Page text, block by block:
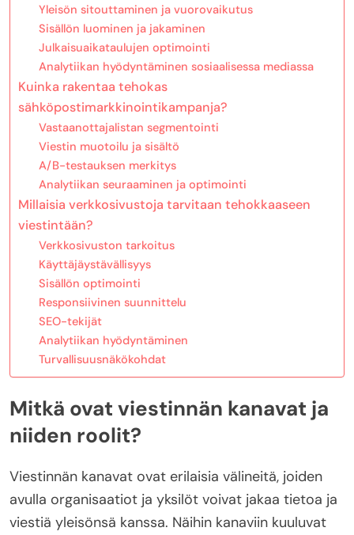
Yleisön sitouttaminen ja vuorovaikutus
Sisällön luominen ja jakaminen
Julkaisuaikataulujen optimointi
Analytiikan hyödyntäminen sosiaalisessa mediassa
Kuinka rakentaa tehokas
sähköpostimarkkinointikampanja?
Vastaanottajalistan segmentointi
Viestin muotoilu ja sisältö
A/B-testauksen merkitys
Analytiikan seuraaminen ja optimointi
Millaisia verkkosivustoja tarvitaan tehokkaaseen
viestintään?
Verkkosivuston tarkoitus
Käyttäjäystävällisyys
Sisällön optimointi
Responsiivinen suunnittelu
SEO-tekijät
Analytiikan hyödyntäminen
Turvallisuusnäkökohdat
Mitkä ovat viestinnän kanavat ja
niiden roolit?
Viestinnän kanavat ovat erilaisia välineitä, joiden
avulla organisaatiot ja yksilöt voivat jakaa tietoa ja
viestiä yleisönsä kanssa. Näihin kanaviin kuuluvat